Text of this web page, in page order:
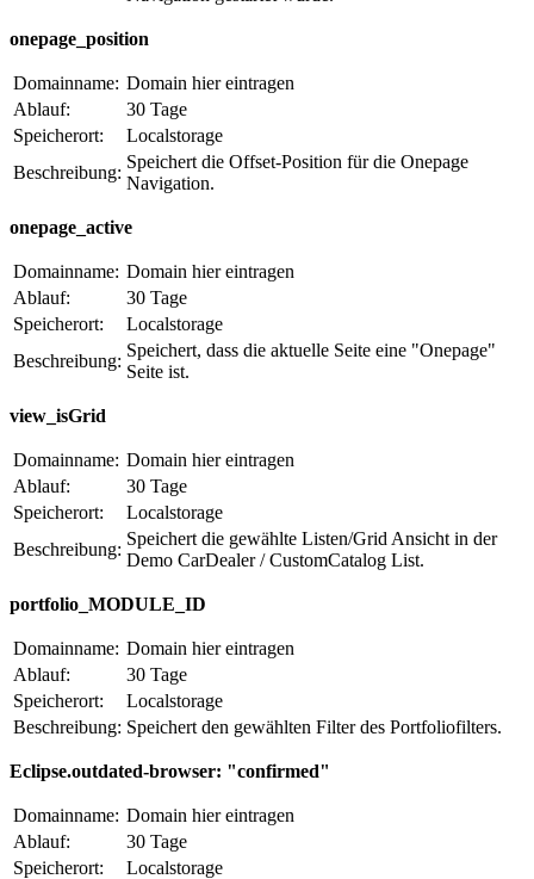
onepage_position
Domainname: Domain hier eintragen
Ablauf:
30 Tage
Speicherort:
Localstorage
Beschreibung:
Speichert die Offset-Position für die Onepage
Navigation.
onepage_active
Domainname: Domain hier eintragen
Ablauf:
30 Tage
Speicherort:
Localstorage
Beschreibung:
Speichert, dass die aktuelle Seite eine "Onepage"
Seite ist.
view_isGrid
Domainname: Domain hier eintragen
Ablauf:
30 Tage
Speicherort:
Localstorage
Beschreibung:
Speichert die gewählte Listen/Grid Ansicht in der
Demo CarDealer / CustomCatalog List.
portfolio_MODULE_ID
Domainname: Domain hier eintragen
Ablauf:
30 Tage
Speicherort:
Localstorage
Beschreibung: Speichert den gewählten Filter des Portfoliofilters.
Eclipse.outdated-browser: "confirmed"
Domainname: Domain hier eintragen
Ablauf:
30 Tage
Speicherort:
Localstorage